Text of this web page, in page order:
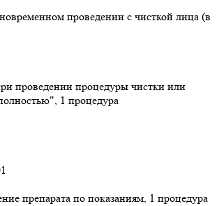
проведении с чисткой лица (в
проведении процедуры чистки или
1 процедура
препарата по показаниям, 1 процедура